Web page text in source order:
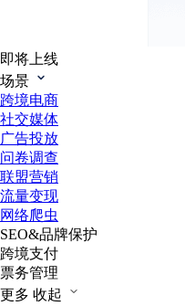
即将上线
场景
跨境电商
社交媒体
广告投放
问卷调查
联盟营销
流量变现
网络爬虫
SEO&品牌保护
跨境支付
票务管理
更多 收起